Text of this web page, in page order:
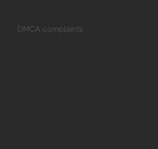
DMCA complaints